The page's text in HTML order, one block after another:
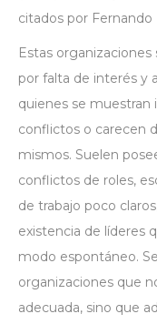
citados por Fernando
Estas
por falta de interés y
quienes se muestran
conflictos o carecen
mismos. Suelen
conflictos de roles,
de trabajo poco
existencia de líderes
modo espontáneo.
organizaciones que
adecuada, sino que